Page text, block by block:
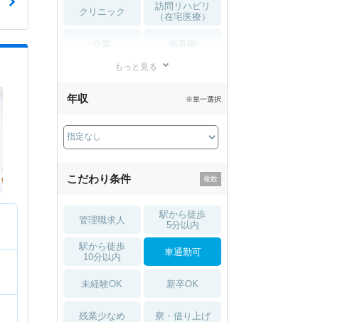
クリニック
訪問リハビリ
（在宅医療）
薬局・
もっと見る
年収 ※単一選択
こだわり条件
管理職求人
駅から徒歩
5分以内
駅から徒歩
10分以内
車通勤可
未経験OK 新卒OK
残業少なめ 寮・借り上げ